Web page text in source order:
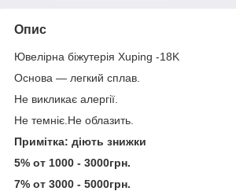
Опис
Ювелірна біжутерія Xuping -18K
Основа — легкий сплав.
Не викликає алергії.
Не темніє.Не облазить.
Примітка: діють знижки
5% от 1000 - 3000грн.
7% от 3000 - 5000грн.